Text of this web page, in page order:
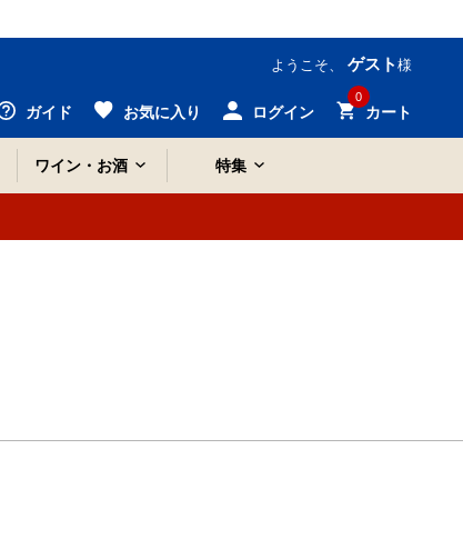
ようこそ、 ゲスト 様
ガイド お気に入り ログイン
0
カート
ワイン・お酒 特集